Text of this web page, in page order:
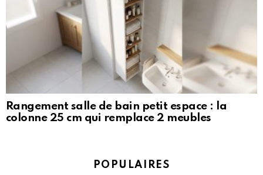
Rangement salle de bain petit espace : la
colonne 25 cm qui remplace 2 meubles
POPULAIRES